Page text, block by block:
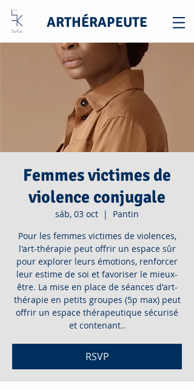
ARTHÉRAPEUTE
Femmes victimes de
violence conjugale
sáb, 03 oct
  |
Pantin
Pour les femmes victimes de violences,
l'art-thérapie peut offrir un espace sûr
pour explorer leurs émotions, renforcer
leur estime de soi et favoriser le mieux-
être. La mise en place de séances d'art-
thérapie en petits groupes (5p max) peut
offrir un espace thérapeutique sécurisé
et contenant..
RSVP